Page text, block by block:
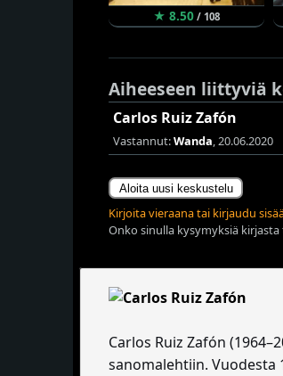
★ 8.50 / 108
Aiheeseen liittyviä
Carlos Ruiz Zafón
Vastannut:Wanda, 20.06.2020
Aloita uusi keskustelu
Kirjoita vieraana tai kirjaudu
Onko sinulla kysymyksiä
Carlos Ruiz Zafón
sanomalehtiin. Vuodesta